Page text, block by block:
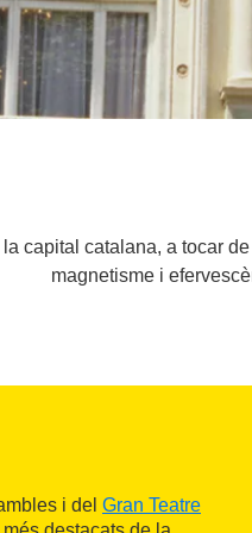
capital catalana, a tocar
magnetisme i
i del Gran Teatre